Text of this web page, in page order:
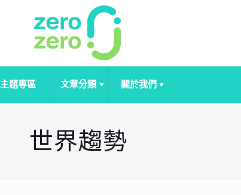
主題專區 文章分類 關於我們
世界趨勢